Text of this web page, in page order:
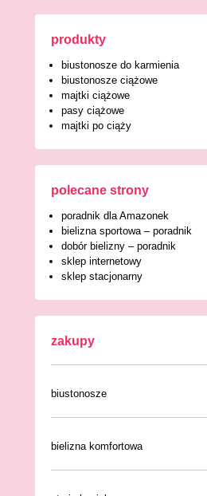
produkty
biustonosze do karmienia
biustonosze ciążowe
majtki ciążowe
pasy ciążowe
majtki po ciąży
polecane strony
poradnik dla Amazonek
bielizna sportowa – poradnik
dobór bielizny – poradnik
sklep internetowy
sklep stacjonarny
zakupy
biustonosze
bielizna komfortowa